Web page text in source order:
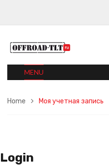
MENU
Home Моя учетная запись
Login